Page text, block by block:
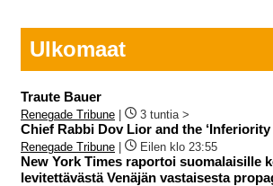
Ulkomaat
Traute Bauer
Renegade Tribune | 3 tuntia >
Chief Rabbi Dov Lior and the ‘Inferiority
Renegade Tribune | Eilen klo 23:55
New York Times raportoi suomalaisille
levitettävästä Venäjän vastaisesta